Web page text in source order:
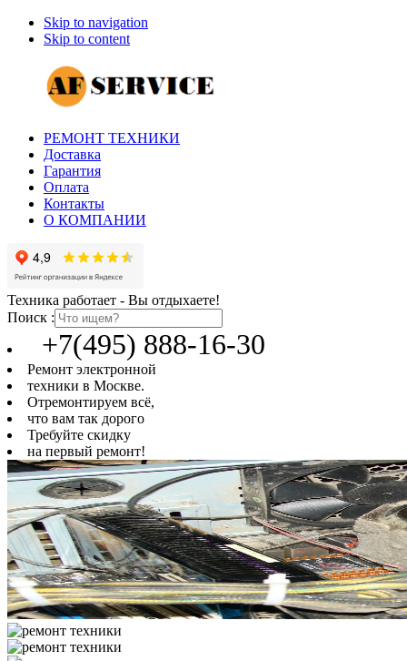
Skip to navigation
Skip to content
РЕМОНТ ТЕХНИКИ
Доставка
Гарантия
Оплата
Контакты
О КОМПАНИИ
Техника работает - Вы отдыхаете!
Поиск :
+7(495) 888-16-30
Ремонт электронной
техники в Москве.
Отремонтируем всё,
что вам так дорого
Требуйте скидку
на первый ремонт!